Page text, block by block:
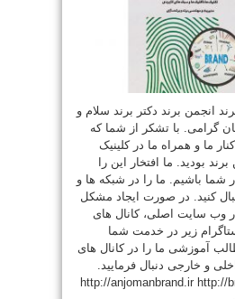
انجمن برند دکتر برند سلام و
گرامی. با تشکر از شما که
ما و همراه ما در کلینیک
بودید. ما افتخار این را
شما باشیم. ما را در شبکه ها و
کنید. در صورت ایجاد مشکل
وب سایت اصلی، کانال های
زیر در خدمت شما
آموزشی ما را در کانال های
و خارجی دنبال فرمایید.
http://anjomanbrand.ir http://